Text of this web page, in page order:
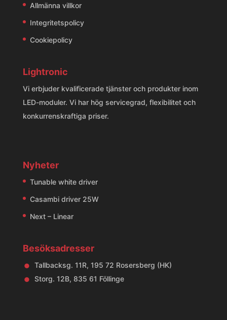
Allmänna villkor
Integritetspolicy
Cookiepolicy
Lightronic
Vi erbjuder kvalificerade tjänster och produkter inom
LED-moduler. Vi har hög servicegrad, flexibilitet och
konkurrenskraftiga priser.
Nyheter
Tunable white driver
Casambi driver 25W
Next – Linear
Besöksadresser
• Tallbacksg. 11R, 195 72 Rosersberg (HK)
• Storg. 12B, 835 61 Föllinge